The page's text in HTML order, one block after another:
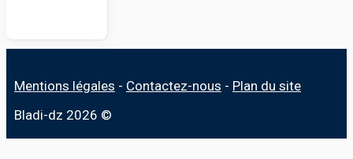
Mentions légales - Contactez-nous - Plan du site
Bladi-dz 2026 ©